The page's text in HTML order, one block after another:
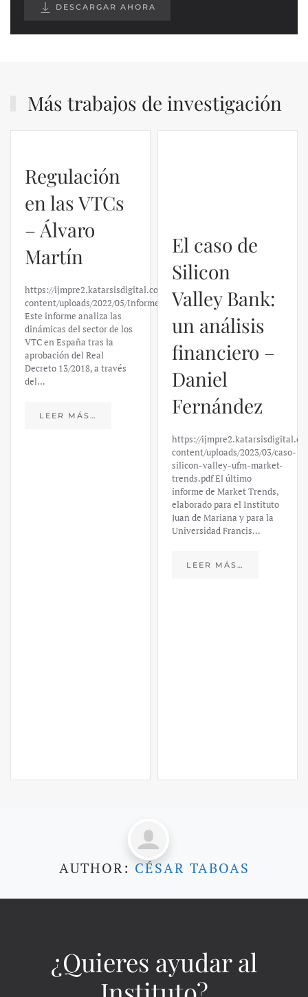
DESCARGAR AHORA
Más trabajos de investigación
Regulación
en las VTCs
– Álvaro
Martín
https://ijmpre2.katarsisdigital.com/wp-
content/uploads/2022/05/Informe_sobre_las_VTC.pdf
Este informe analiza las
dinámicas del sector de los
VTC en España tras la
aprobación del Real
Decreto 13/2018, a través
del…
LEER MÁS…
un análisis
financiero –
Daniel
Fernández
https://
content/uploads/2023/03/caso-
silicon-valley-ufm-market-
trends.pdf El último
elaborado para el Instituto
Juan de Mariana y para la
Universidad Francis…
LEER MÁS…
AUTHOR: CÉSAR TABOAS
¿Quieres ayudar al